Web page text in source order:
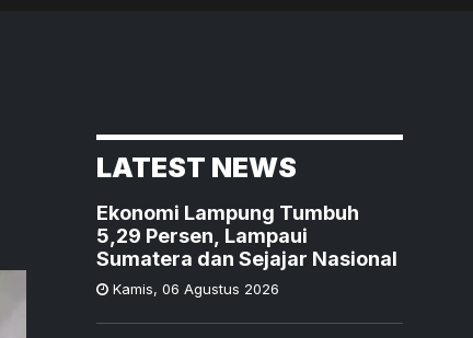
LATEST NEWS
Ekonomi Lampung Tumbuh
5,29 Persen, Lampaui
Sumatera dan Sejajar Nasional
Kamis, 06 Agustus 2026